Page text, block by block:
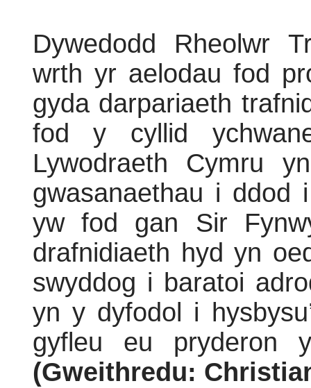
Dywedodd Rheolwr
wrth yr aelodau fod
gyda darpariaeth
fod y cyllid
Lywodraeth Cymru
gwasanaethau i ddod
yw fod gan Sir
drafnidiaeth hyd yn
swyddog i baratoi
yn y dyfodol i
gyfleu eu pryderon
(Gweithredu: